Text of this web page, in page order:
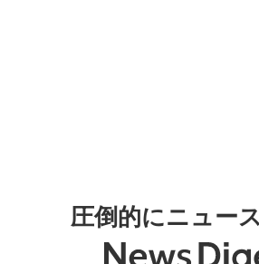
圧倒的にニュー